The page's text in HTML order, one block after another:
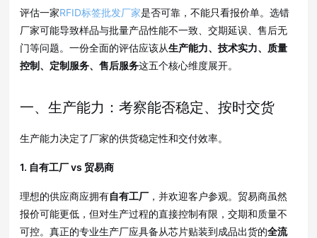
评估一家RFID标签批发厂家是否可靠，不能只看报价单。选错
厂家可能导致样品与批量产品性能不一致、交期延误、售后无
门等问题。一份全面的评估应该从生产能力、技术实力、质量
控制、定制服务、售后服务这五个核心维度展开。
一、生产能力：考察能否稳定、按时交货
生产能力决定了厂家的供货稳定性和交付效率。
1. 自有工厂 vs 贸易商
理想的供应商应拥有自有工厂 ，并欢迎客户参观。贸易商虽然
报价可能更低，但对生产过程的直接控制有限，交期和质量不
可控。真正的专业生产厂应具备从芯片贴装到成品出货的全流